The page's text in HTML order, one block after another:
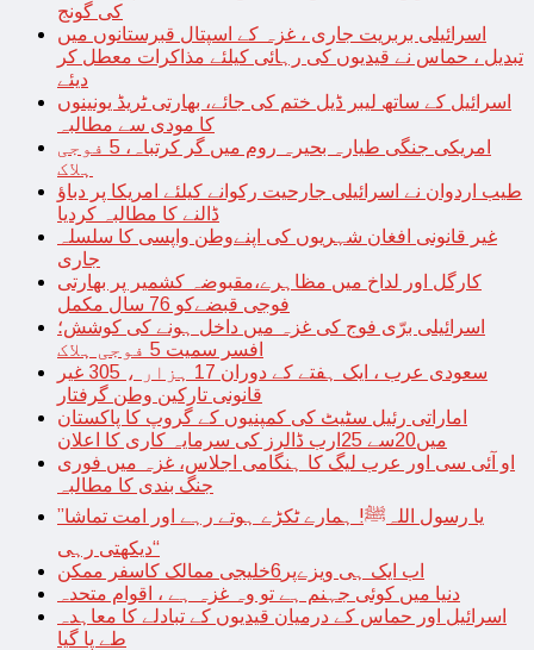
کی گونج
اسرائیلی بربریت جاری ، غزہ کے اسپتال قبرستانوں میں
تبدیل ، حماس نے قیدیوں کی رہائی کیلئے مذاکرات معطل کر
دیئے
اسرائیل کے ساتھ لیبر ڈیل ختم کی جائے، بھارتی ٹریڈ یونینوں
کا مودی سے مطالبہ
امریکی جنگی طیارہ بحیرہ روم میں گر کرتباہ، 5 فوجی
ہلاک
طیب اردوان نے اسرائیلی جارحیت رکوانے کیلئے امریکا پر دباؤ
ڈالنے کا مطالبہ کردیا
غیر قانونی افغان شہریوں کی اپنےوطن واپسی کا سلسلہ
جاری
کارگل اور لداخ میں مظاہرے،مقبوضہ کشمیر پر بھارتی
فوجی قبضےکو 76 سال مکمل
اسرائیلی برّی فوج کی غزہ میں داخل ہونے کی کوشش؛
افسر سمیت 5 فوجی ہلاک
سعودی عرب ، ایک ہفتے کے دوران 17 ہزار ، 305 غیر
قانونی تارکین وطن گرفتار
اماراتی رئیل سٹیٹ کی کمپنیوں کے گروپ کا پاکستان
میں20سے 25ارب ڈالرز کی سرمایہ کاری کا اعلان
او آئی سی اور عرب لیگ کا ہنگامی اجلاس، غزہ میں فوری
جنگ بندی کا مطالبہ
’’یا رسول اللہﷺ! ہمارے ٹکڑے ہوتے رہے اور امت تماشا
دیکھتی رہی‘‘
اب ایک ہی ویزےپر6خلیجی ممالک کاسفر ممکن
دنیا میں کوئی جہنم ہے تو وہ غزہ ہے ، اقوام متحدہ
اسرائیل اور حماس کے درمیان قیدیوں کے تبادلے کا معاہدہ
طے پا گیا